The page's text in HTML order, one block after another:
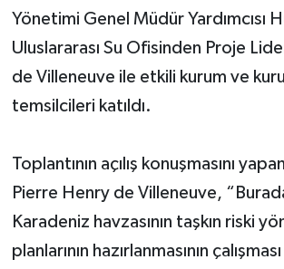
Yönetimi Genel Müdür Yardımcısı
Uluslararası Su Ofisinden Proje
de Villeneuve ile etkili kurum ve
temsilcileri katıldı.
Toplantının açılış konuşmasını
Pierre Henry de Villeneuve,
Karadeniz havzasının taşkın riski
planlarının hazırlanmasının